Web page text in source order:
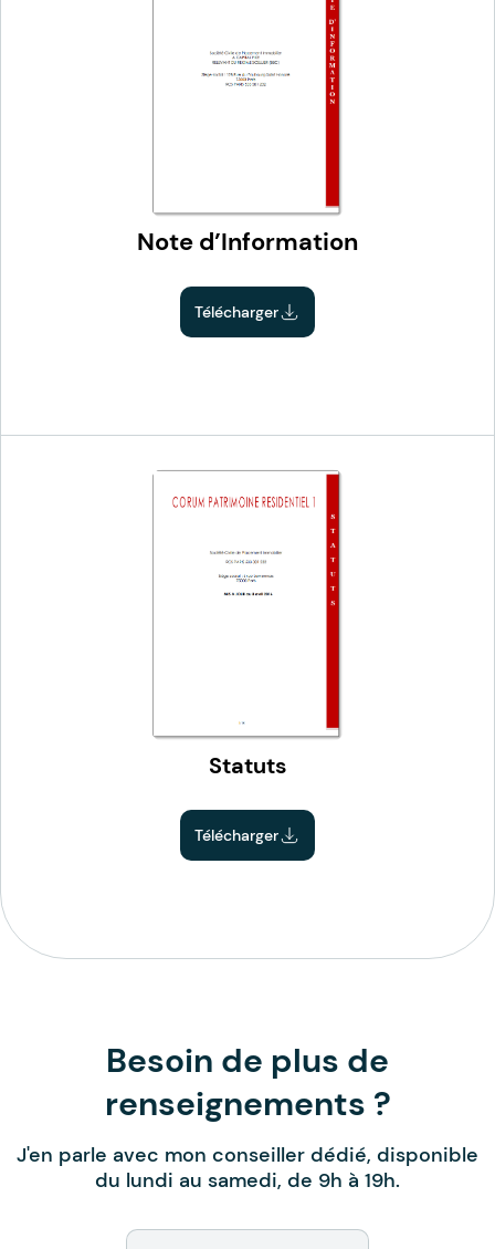
Note d’Information
Télécharger
Statuts
Télécharger
Besoin de plus de
renseignements ?
J'en parle avec mon conseiller dédié, disponible
du lundi au samedi, de 9h à 19h.